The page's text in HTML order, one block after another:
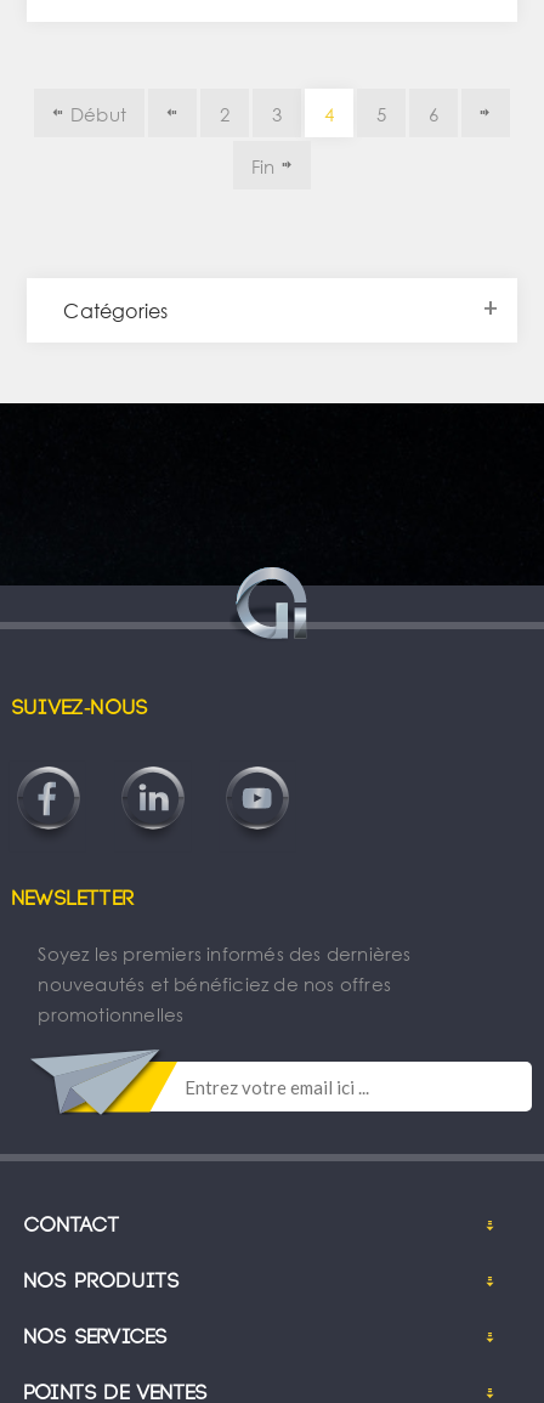
Début 2 3 4 5 6
Fin
Catégories
Suivez-nous
Newsletter
Soyez les premiers informés des dernières
nouveautés et bénéficiez de nos offres
promotionnelles
Contact
Nos produits
Nos services
Points de ventes